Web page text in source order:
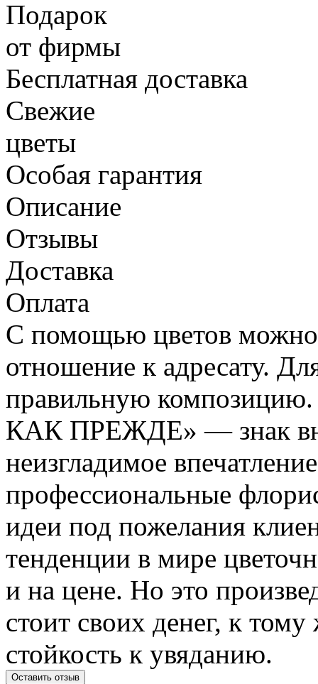
Подарок
от фирмы
Бесплатная доставка
Свежие
цветы
Особая гарантия
Описание
Отзывы
Доставка
Оплата
С помощью цветов можно
отношение к адресату.
правильную
КАК ПРЕЖДЕ» — знак
неизгладимое
профессиональные
идеи под пожелания
тенденции в мире
и на цене. Но это
стоит своих денег, к
стойкость к увяданию.
Оставить отзыв